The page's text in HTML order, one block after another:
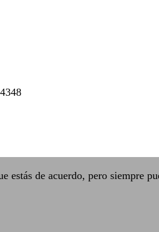
de acuerdo, pero siempre